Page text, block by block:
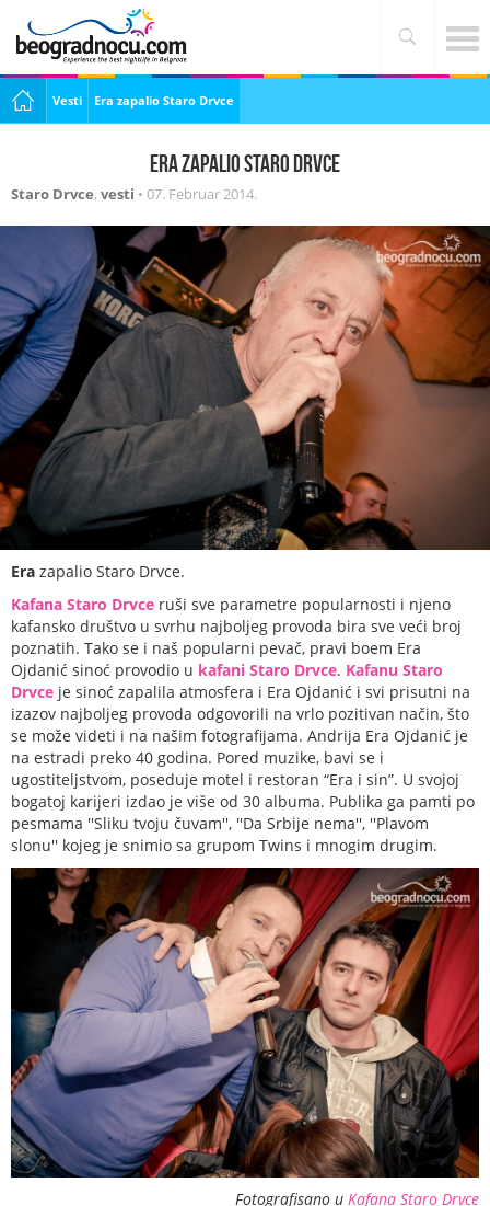
Vesti Era zapalio Staro Drvce
Era zapalio Staro Drvce
Staro Drvce, vesti • 07. Februar 2014.
Era zapalio Staro Drvce.
Kafana Staro Drvce ruši sve parametre popularnosti i njeno
kafansko društvo u svrhu najboljeg provoda bira sve veći broj
poznatih. Tako se i naš popularni pevač, pravi boem Era
Ojdanić sinoć provodio u kafani Staro Drvce. Kafanu Staro
Drvce je sinoć zapalila atmosfera i Era Ojdanić i svi prisutni na
izazov najboljeg provoda odgovorili na vrlo pozitivan način, što
se može videti i na našim fotografijama. Andrija Era Ojdanić je
na estradi preko 40 godina. Pored muzike, bavi se i
ugostiteljstvom, poseduje motel i restoran “Era i sin”. U svojoj
bogatoj karijeri izdao je više od 30 albuma. Publika ga pamti po
pesmama ''Sliku tvoju čuvam'', ''Da Srbije nema'', ''Plavom
slonu'' kojeg je snimio sa grupom Twins i mnogim drugim.
Fotografisano u Kafana Staro Drvce